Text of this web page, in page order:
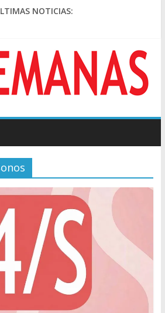
NOTICIAS:
se espera un fuerte operativo
Historia en el solar natal
XIV visitará la Argentina entre el 8 y
retiró a su embajador de la Argentina